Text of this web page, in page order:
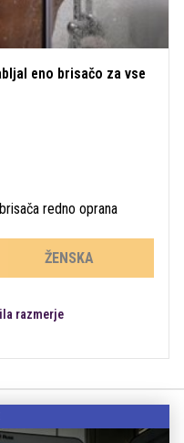
eno brisačo za vse
redno oprana
ŽENSKA
razmerje